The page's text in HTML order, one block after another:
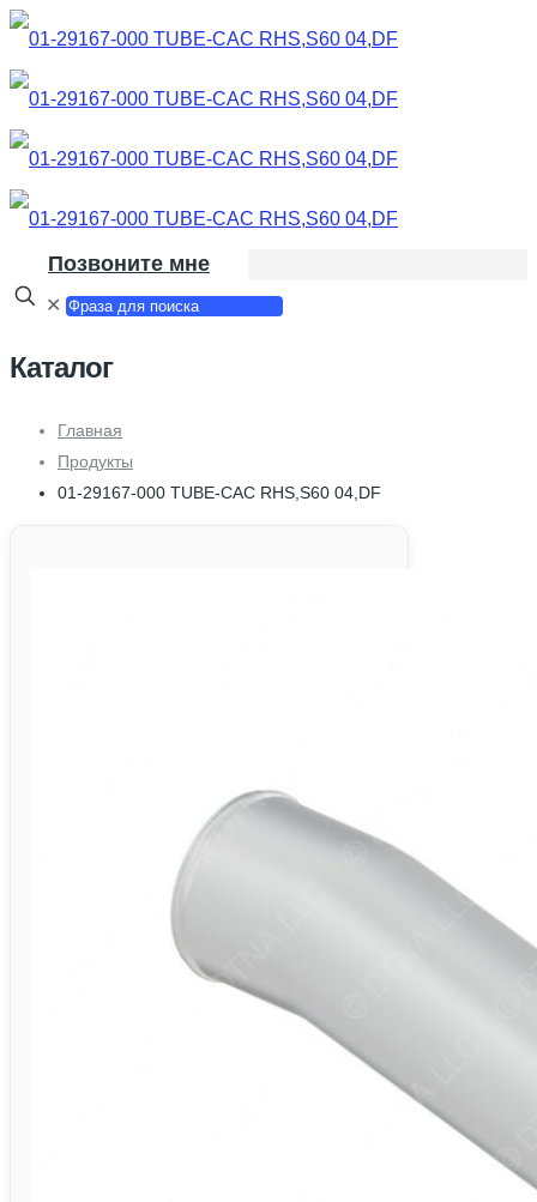
Позвоните мне
✕
Каталог
Главная
Продукты
01-29167-000 TUBE-CAC RHS,S60 04,DF